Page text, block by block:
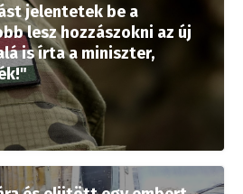
jelentetek be a
lesz hozzászokni az új
is írta a miniszter,